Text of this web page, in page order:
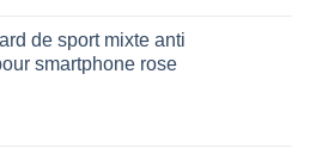
de sport mixte anti
smartphone rose